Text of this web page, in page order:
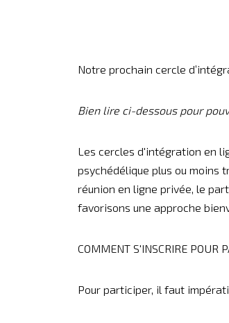
Notre prochain cercle
Bien lire ci-dessous pour
Les cercles d'intégration en
psychédélique plus ou moins
réunion en ligne privée, le
favorisons une approche
COMMENT S'INSCRIRE POUR
Pour participer, il faut